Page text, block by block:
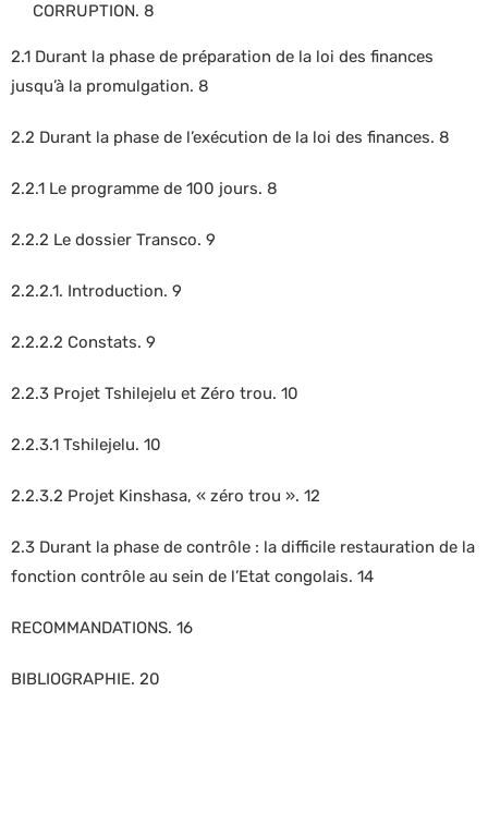
CORRUPTION. 8
2.1 Durant la phase de préparation de la loi des finances
jusqu’à la promulgation. 8
2.2 Durant la phase de l’exécution de la loi des finances. 8
2.2.1 Le programme de 100 jours. 8
2.2.2 Le dossier Transco. 9
2.2.2.1. Introduction. 9
2.2.2.2 Constats. 9
2.2.3 Projet Tshilejelu et Zéro trou. 10
2.2.3.1 Tshilejelu. 10
2.2.3.2 Projet Kinshasa, « zéro trou ». 12
2.3 Durant la phase de contrôle : la difficile restauration de la
fonction contrôle au sein de l’Etat congolais. 14
RECOMMANDATIONS. 16
BIBLIOGRAPHIE. 20